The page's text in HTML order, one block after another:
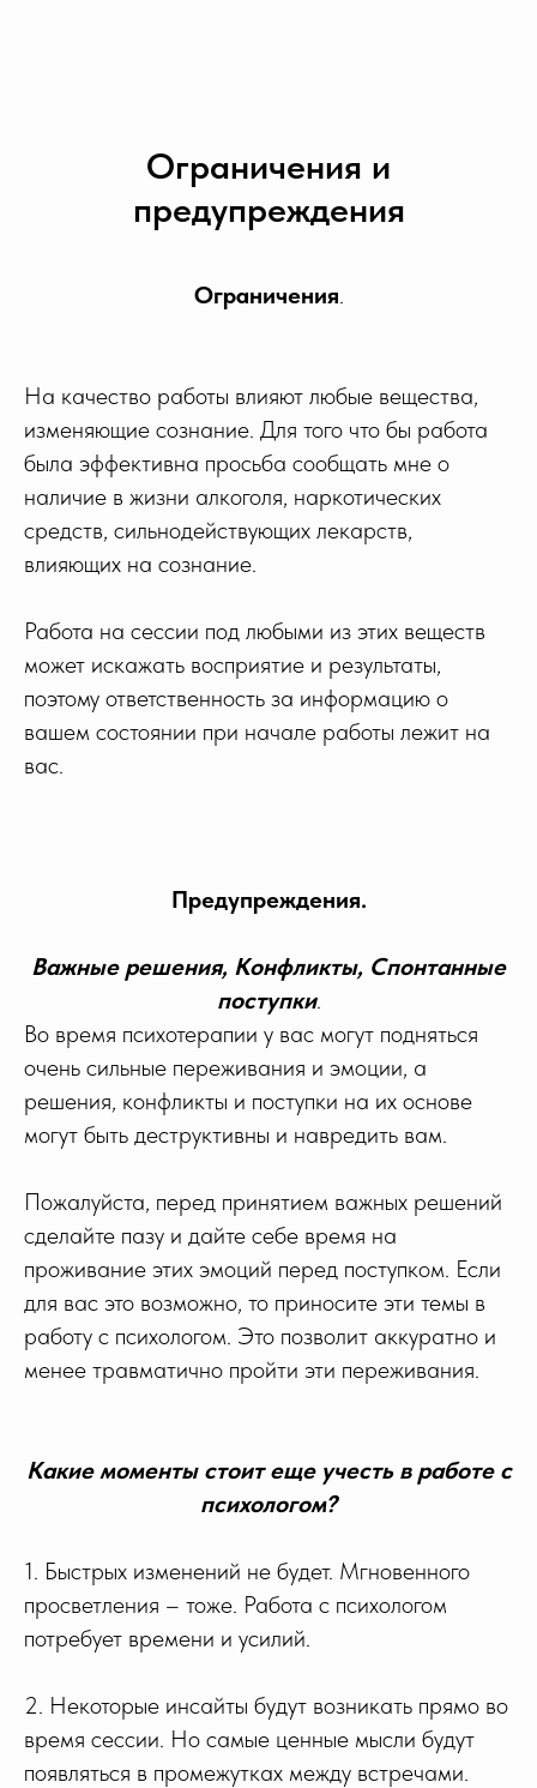
Ограничения и
предупреждения
Ограничения.
На качество работы влияют любые вещества,
изменяющие сознание. Для того что бы работа
была эффективна просьба сообщать мне о
наличие в жизни алкоголя, наркотических
средств, сильнодействующих лекарств,
влияющих на сознание.
Работа на сессии под любыми из этих веществ
может искажать восприятие и результаты,
поэтому ответственность за информацию о
вашем состоянии при начале работы лежит на
вас.
Предупреждения.
Важные решения, Конфликты, Спонтанные
поступки.
Во время психотерапии у вас могут подняться
очень сильные переживания и эмоции, а
решения, конфликты и поступки на их основе
могут быть деструктивны и навредить вам.
Пожалуйста, перед принятием важных решений
сделайте пазу и дайте себе время на
проживание этих эмоций перед поступком. Если
для вас это возможно, то приносите эти темы в
работу с психологом. Это позволит аккуратно и
менее травматично пройти эти переживания.
Какие моменты стоит еще учесть в работе с
психологом?
1. Быстрых изменений не будет. Мгновенного
просветления – тоже. Работа с психологом
потребует времени и усилий.
2. Некоторые инсайты будут возникать прямо во
время сессии. Но самые ценные мысли будут
появляться в промежутках между встречами.